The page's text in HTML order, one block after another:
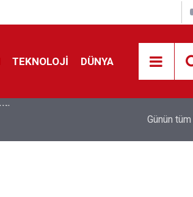
TEKNOLOJİ DÜNYA
kontrol edecek
Günün tüm